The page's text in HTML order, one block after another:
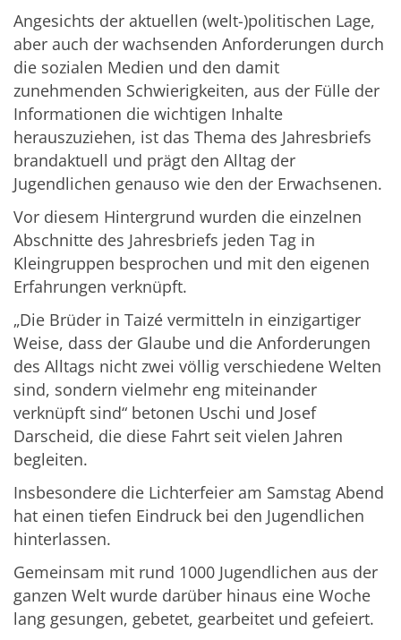
Angesichts der aktuellen (welt-)politischen Lage,
aber auch der wachsenden Anforderungen durch
die sozialen Medien und den damit
zunehmenden Schwierigkeiten, aus der Fülle der
Informationen die wichtigen Inhalte
herauszuziehen, ist das Thema des Jahresbriefs
brandaktuell und prägt den Alltag der
Jugendlichen genauso wie den der Erwachsenen.
Vor diesem Hintergrund wurden die einzelnen
Abschnitte des Jahresbriefs jeden Tag in
Kleingruppen besprochen und mit den eigenen
Erfahrungen verknüpft.
„Die Brüder in Taizé vermitteln in einzigartiger
Weise, dass der Glaube und die Anforderungen
des Alltags nicht zwei völlig verschiedene Welten
sind, sondern vielmehr eng miteinander
verknüpft sind“ betonen Uschi und Josef
Darscheid, die diese Fahrt seit vielen Jahren
begleiten.
Insbesondere die Lichterfeier am Samstag Abend
hat einen tiefen Eindruck bei den Jugendlichen
hinterlassen.
Gemeinsam mit rund 1000 Jugendlichen aus der
ganzen Welt wurde darüber hinaus eine Woche
lang gesungen, gebetet, gearbeitet und gefeiert.